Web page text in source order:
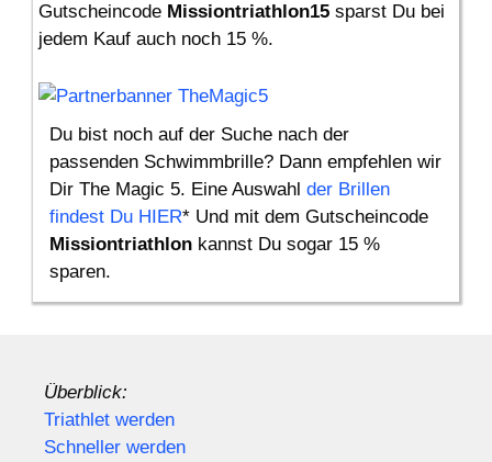
Gutscheincode Missiontriathlon15 sparst Du bei
jedem Kauf auch noch 15 %.
Du bist noch auf der Suche nach der
passenden Schwimmbrille? Dann empfehlen wir
Dir The Magic 5. Eine Auswahl der Brillen
findest Du HIER* Und mit dem Gutscheincode
Missiontriathlon kannst Du sogar 15 %
sparen.
Überblick:
Triathlet werden
Schneller werden